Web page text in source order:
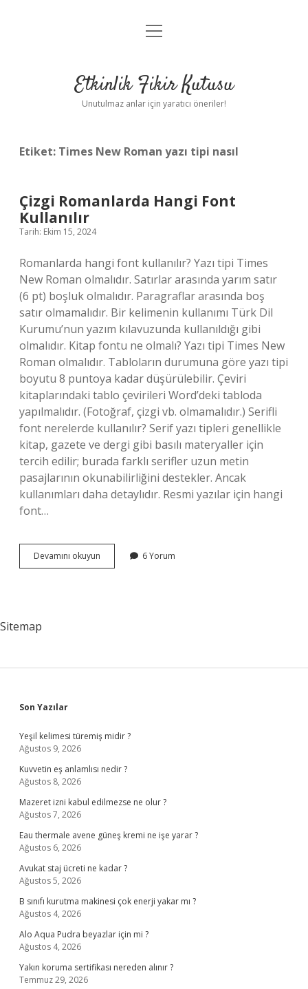
Anasayfa
Yasal Uyarı
menüyü
Etkinlik Fikir Kutusu
Unutulmaz anlar için yaratıcı öneriler!
Etiket: Times New Roman yazı tipi nasıl
Çizgi Romanlarda Hangi Font
Kullanılır
Tarih: Ekim 15, 2024
Romanlarda hangi font kullanılır? Yazı tipi Times
New Roman olmalıdır. Satırlar arasında yarım satır
(6 pt) boşluk olmalıdır. Paragraflar arasında boş
satır olmamalıdır. Bir kelimenin kullanımı Türk Dil
Kurumu’nun yazım kılavuzunda kullanıldığı gibi
olmalıdır. Kitap fontu ne olmalı? Yazı tipi Times New
Roman olmalıdır. Tabloların durumuna göre yazı tipi
boyutu 8 puntoya kadar düşürülebilir. Çeviri
kitaplarındaki tablo çevirileri Word’deki tabloda
yapılmalıdır. (Fotoğraf, çizgi vb. olmamalıdır.) Serifli
font nerelerde kullanılır? Serif yazı tipleri genellikle
kitap, gazete ve dergi gibi basılı materyaller için
tercih edilir; burada farklı serifler uzun metin
pasajlarının okunabilirliğini destekler. Ancak
kullanımları daha detaylıdır. Resmi yazılar için hangi
font…
Devamını okuyun
Romanlarda
6 Yorum
Sitemap
Sidebar
Son Yazılar
Yeşil kelimesi türemiş midir ?
Ağustos 9, 2026
Kuvvetin eş anlamlısı nedir ?
Ağustos 8, 2026
Mazeret izni kabul edilmezse ne olur ?
Ağustos 7, 2026
Eau thermale avene güneş kremi ne işe yarar ?
Ağustos 6, 2026
Avukat staj ücreti ne kadar ?
Ağustos 5, 2026
B sınıfı kurutma makinesi çok enerji yakar mı ?
Ağustos 4, 2026
Alo Aqua Pudra beyazlar için mi ?
Ağustos 4, 2026
Yakın koruma sertifikası nereden alınır ?
Temmuz 29, 2026